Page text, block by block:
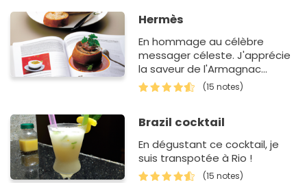
Hermès
En hommage au célèbre
messager céleste. J'apprécie
la saveur de l'Armagnac
rehaussé par la poire.
(15 notes)
Brazil cocktail
En dégustant ce cocktail, je
suis transpotée à Rio !
(15 notes)